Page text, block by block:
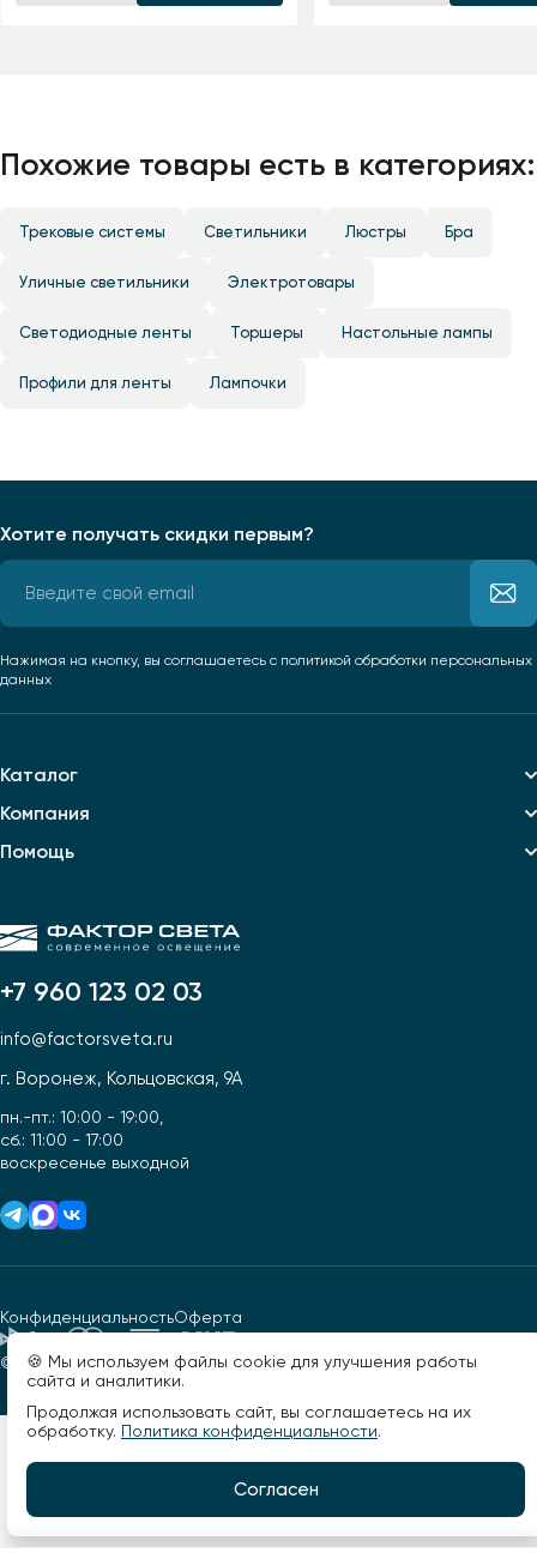
Похожие товары есть в категориях:
Трековые системы Светильники Люстры Бра
Уличные светильники Электротовары
Светодиодные ленты Торшеры Настольные лампы
Профили для ленты Лампочки
+7 960 123 02 03
info@factorsveta.ru
г. Воронеж, Кольцовская, 9А
пн.-пт.: 10:00 - 19:00,
сб.: 11:00 - 17:00
воскресенье выходной
Каталог
Компания
Помощь
Хотите получать скидки первым?
Нажимая на кнопку, вы соглашаетесь с политикой обработки персональных
данных
© 2026, Фактор света. Все права защищены.
КонфиденциальностьОферта
Разработано -
🍪 Мы используем файлы cookie для улучшения работы
сайта и аналитики.
Продолжая использовать сайт, вы соглашаетесь на их
обработку. Политика конфиденциальности.
Согласен